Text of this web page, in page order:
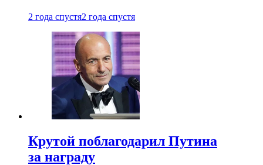
2 года спустя2 года спустя
Крутой поблагодарил Путина
за награду